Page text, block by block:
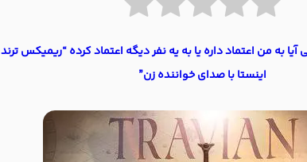
آیا به من اعتماد داره یا به یه نفر دیگه اعتماد کرده “ریمیکس ترند
اینستا با صدای خواننده زن”